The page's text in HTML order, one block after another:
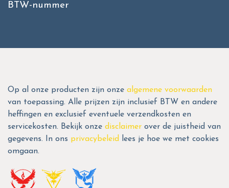
BTW-nummer
Op al onze producten zijn onze algemene voorwaarden
van toepassing. Alle prijzen zijn inclusief BTW en andere
heffingen en exclusief eventuele verzendkosten en
servicekosten. Bekijk onze disclaimer over de juistheid van
gegevens. In ons privacybeleid
lees je hoe we met cookies
omgaan.